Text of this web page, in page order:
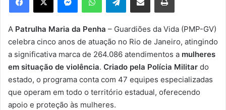
m
e
-
m
a
A Patrulha Maria da Penha – Guardiões da Vida (PMP-GV)
celebra cinco anos de atuação no Rio de Janeiro, atingindo
a significativa marca de 264.086 atendimentos a mulheres
em situação de violência. Criado pela Polícia Militar do
estado, o programa conta com 47 equipes especializadas
que operam em todo o território estadual, oferecendo
apoio e proteção às mulheres.